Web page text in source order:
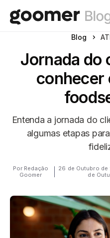
Blog
Jornada do
conhecer
Entenda a jornada do
algumas etapas
Por Redação
Goomer
26 de Outubro de
de